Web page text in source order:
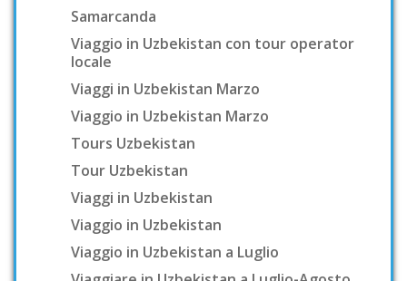
Samarcanda
Viaggio in Uzbekistan con tour operator
locale
Viaggi in Uzbekistan Marzo
Viaggio in Uzbekistan Marzo
Tours Uzbekistan
Tour Uzbekistan
Viaggi in Uzbekistan
Viaggio in Uzbekistan
Viaggio in Uzbekistan a Luglio